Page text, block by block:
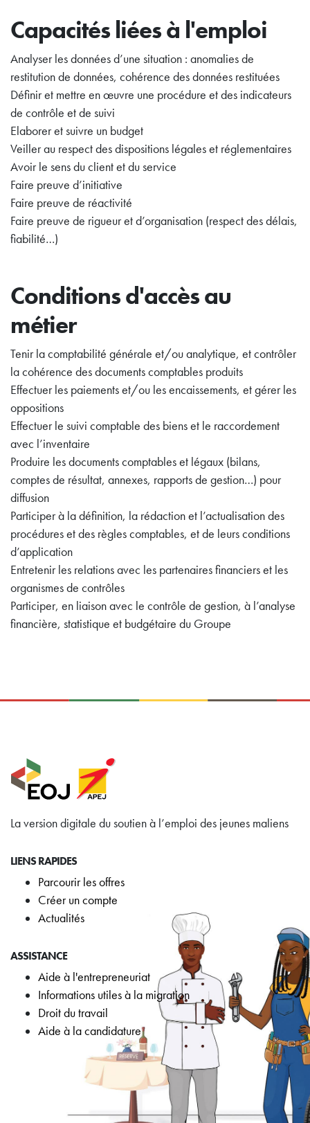
Capacités liées à l'emploi
Analyser les données d’une situation : anomalies de
restitution de données, cohérence des données restituées
Définir et mettre en œuvre une procédure et des indicateurs
de contrôle et de suivi
Elaborer et suivre un budget
Veiller au respect des dispositions légales et réglementaires
Avoir le sens du client et du service
Faire preuve d’initiative
Faire preuve de réactivité
Faire preuve de rigueur et d’organisation (respect des délais,
fiabilité…)
Conditions d'accès au
métier
Tenir la comptabilité générale et/ou analytique, et contrôler
la cohérence des documents comptables produits
Effectuer les paiements et/ou les encaissements, et gérer les
oppositions
Effectuer le suivi comptable des biens et le raccordement
avec l’inventaire
Produire les documents comptables et légaux (bilans,
comptes de résultat, annexes, rapports de gestion…) pour
diffusion
Participer à la définition, la rédaction et l’actualisation des
procédures et des règles comptables, et de leurs conditions
d’application
Entretenir les relations avec les partenaires financiers et les
organismes de contrôles
Participer, en liaison avec le contrôle de gestion, à l’analyse
financière, statistique et budgétaire du Groupe
La version digitale du soutien à l’emploi des jeunes maliens
LIENS RAPIDES
Parcourir les offres
Créer un compte
Actualités
ASSISTANCE
Aide à l'entrepreneuriat
Informations utiles à la migration
Droit du travail
Aide à la candidature